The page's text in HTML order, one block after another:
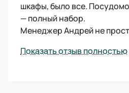
шкафы, было все.
— полный набор.
Менеджер Андрей не
Показать отзыв полностью